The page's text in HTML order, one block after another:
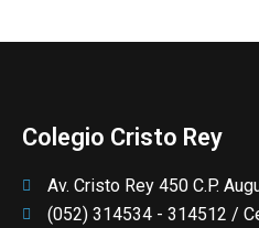
Colegio Cristo Rey
Av. Cristo Rey 450 C.P.
(052) 314534 - 314512 /